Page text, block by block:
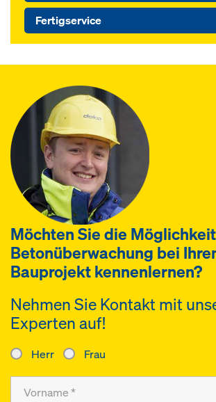
Fertigservice
Möchten Sie die
Betonüberwachung bei
Bauprojekt kennenlernen?
Nehmen Sie Kontakt mit
Experten auf!
Herr Frau